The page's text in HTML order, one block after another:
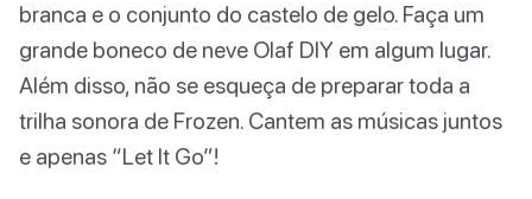
branca e o conjunto do castelo de gelo. Faça um
grande boneco de neve Olaf DIY em algum lugar.
Além disso, não se esqueça de preparar toda a
trilha sonora de Frozen. Cantem as músicas juntos
e apenas “Let It Go”!